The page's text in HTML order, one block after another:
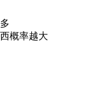
概率越大